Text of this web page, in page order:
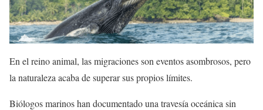
En el reino animal, las migraciones son eventos asombrosos, pero
la naturaleza acaba de superar sus propios límites.
Biólogos marinos han documentado una travesía oceánica sin